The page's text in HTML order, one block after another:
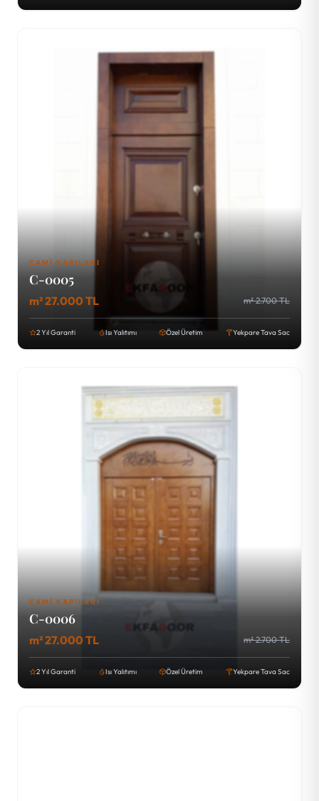
CAMI KAPILARI
C-0005
m² 27.000 TL m² 2.700 TL
2 Yıl Garanti Isı Yalıtımı Özel Üretim Yekpare Tava Sac
CAMI KAPILARI
C-0006
m² 27.000 TL m² 2.700 TL
2 Yıl Garanti Isı Yalıtımı Özel Üretim Yekpare Tava Sac